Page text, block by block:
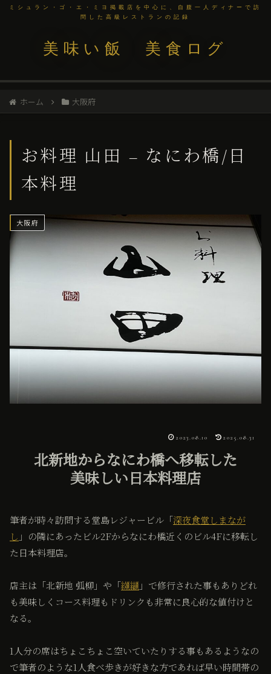
ミシュラン・ゴ・エ・ミヨ掲載店を中心に、自腹一人ディナーで訪
問した高級レストランの記録
美味い飯 美食ログ
ホーム 大阪府
お料理 山田 – なにわ橋/日
本料理
大阪府
2023.08.10 2025.08.31
北新地からなにわ橋へ移転した
美味しい日本料理店
筆者が時々訪問する堂島レジャービル「深夜食堂しまなが
し 」の隣にあったビル2Fからなにわ橋近くのビル4Fに移転し
た日本料理店。
店主は「北新地 弧柳」や「纐纈 」で修行された事もありどれ
も美味しくコース料理もドリンクも非常に良心的な値付けと
なる。
1人分の席はちょこちょこ空いていたりする事もあるようなの
で筆者のような1人食べ歩きが好きな方であれば早い時間帯の